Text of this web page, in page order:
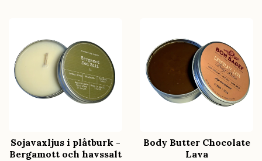
Sojavaxljus i plåtburk -
Bergamott och havssalt
Body Butter Chocolate
Lava